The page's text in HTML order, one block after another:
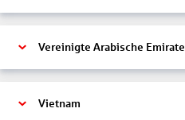
Vereinigte Arabische Emirate
Vietnam